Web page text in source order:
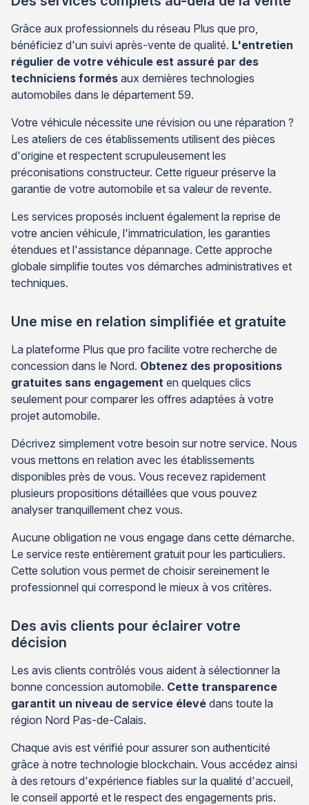
Grâce aux professionnels du réseau Plus que pro,
bénéficiez d'un suivi après-vente de qualité. L'entretien
régulier de votre véhicule est assuré par des
techniciens formés aux dernières technologies
automobiles dans le département 59.
Votre véhicule nécessite une révision ou une réparation ?
Les ateliers de ces établissements utilisent des pièces
d'origine et respectent scrupuleusement les
préconisations constructeur. Cette rigueur préserve la
garantie de votre automobile et sa valeur de revente.
Les services proposés incluent également la reprise de
votre ancien véhicule, l'immatriculation, les garanties
étendues et l'assistance dépannage. Cette approche
globale simplifie toutes vos démarches administratives et
techniques.
Une mise en relation simplifiée et gratuite
La plateforme Plus que pro facilite votre recherche de
concession dans le Nord. Obtenez des propositions
gratuites sans engagement en quelques clics
seulement pour comparer les offres adaptées à votre
projet automobile.
Décrivez simplement votre besoin sur notre service. Nous
vous mettons en relation avec les établissements
disponibles près de vous. Vous recevez rapidement
plusieurs propositions détaillées que vous pouvez
analyser tranquillement chez vous.
Aucune obligation ne vous engage dans cette démarche.
Le service reste entièrement gratuit pour les particuliers.
Cette solution vous permet de choisir sereinement le
professionnel qui correspond le mieux à vos critères.
Des avis clients pour éclairer votre
décision
Les avis clients contrôlés vous aident à sélectionner la
bonne concession automobile. Cette transparence
garantit un niveau de service élevé dans toute la
région Nord Pas-de-Calais.
Chaque avis est vérifié pour assurer son authenticité
grâce à notre technologie blockchain. Vous accédez ainsi
à des retours d'expérience fiables sur la qualité d'accueil,
le conseil apporté et le respect des engagements pris.